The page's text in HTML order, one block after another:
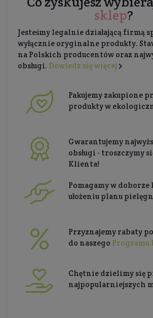
sklep?
Jesteśmy legalnie działającą firmą
wyłącznie oryginalne produkty.
na Polskich producentów oraz
obsługi. Dowiedz się więcej
Pakujemy zakupione
produkty w
Gwarantujemy
obsługi - troszczymy
Klienta!
Pomagamy w doborze
ułożeniu planu
Przyznajemy rabaty
do naszego Programu
Chętnie dzielimy się
najpopularniejszych